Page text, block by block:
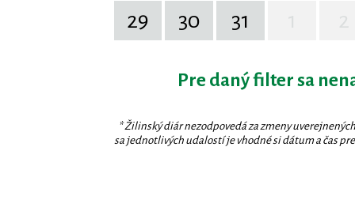
29
30 31
Pre daný filter sa
* Žilinský diár nezodpovedá za zmeny
sa jednotlivých udalostí je vhodné si dátum a čas